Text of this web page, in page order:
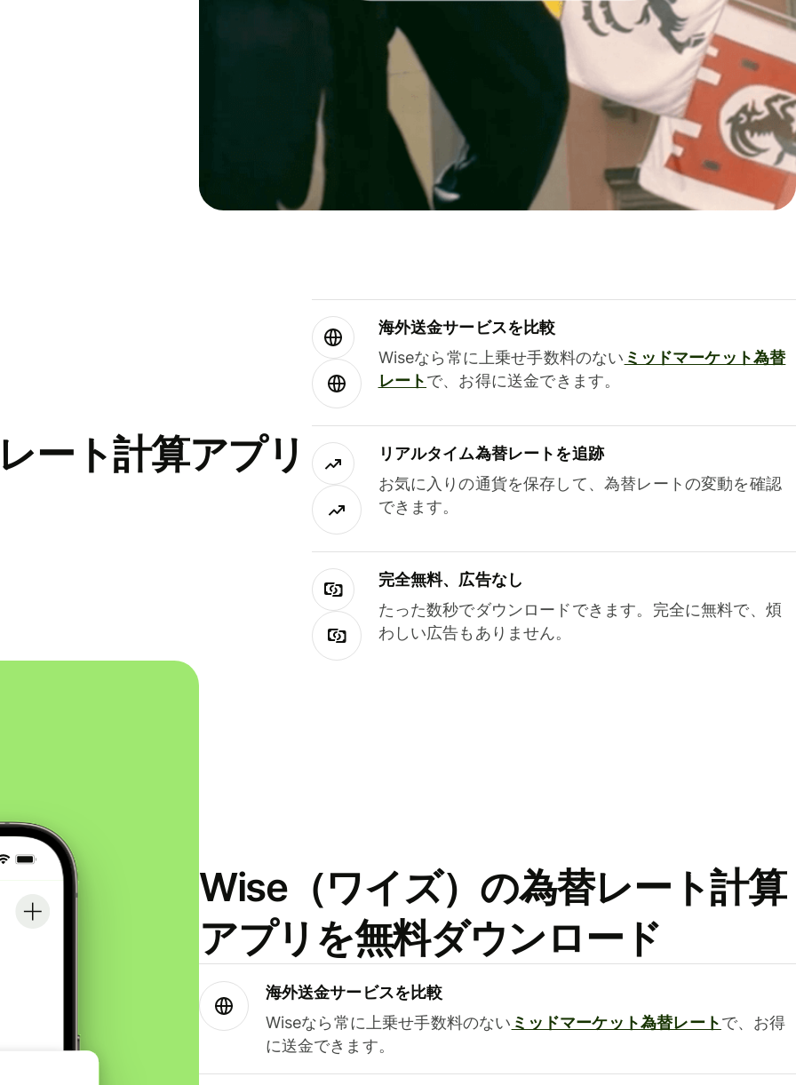
ート計算アプリ
海外送金サービスを比較
Wiseなら常に上乗せ手数料のない ミッドマーケット為替
レートで、お得に送金できます。
リアルタイム為替レートを追跡
お気に入りの通貨を保存して、為替レートの変動を確認
できます。
完全無料、広告なし
たった数秒でダウンロードできます。完全に無料で、煩
わしい広告もありません。
Wise（ワイズ）の為替レート計算
アプリを無料ダウンロード
海外送金サービスを比較
Wiseなら常に上乗せ手数料のない ミッドマーケット為替レートで、お得
に送金できます。